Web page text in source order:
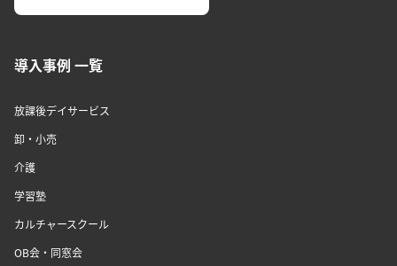
導入事例 一覧
放課後デイサービス
卸・小売
介護
学習塾
カルチャースクール
OB会・同窓会